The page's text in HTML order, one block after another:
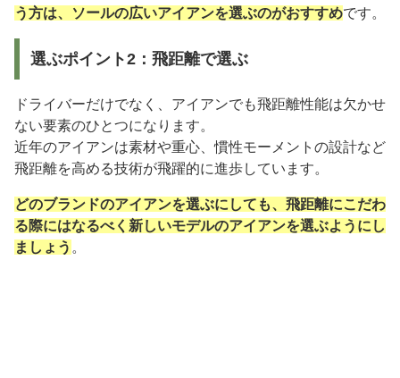
う方は、ソールの広いアイアンを選ぶのがおすすめです。
選ぶポイント2：飛距離で選ぶ
ドライバーだけでなく、アイアンでも飛距離性能は欠かせ
ない要素のひとつになります。
近年のアイアンは素材や重心、慣性モーメントの設計など
飛距離を高める技術が飛躍的に進歩しています。
どのブランドのアイアンを選ぶにしても、飛距離にこだわ
る際にはなるべく新しいモデルのアイアンを選ぶようにし
ましょう 。